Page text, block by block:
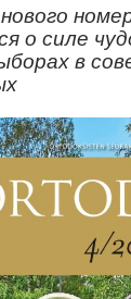
о силе
в